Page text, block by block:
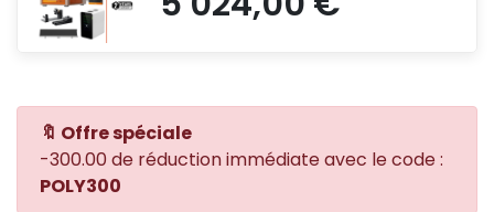
3 583,00 €
🔖 Offre spéciale
-300.00 de réduction immédiate avec le code :
POLY300